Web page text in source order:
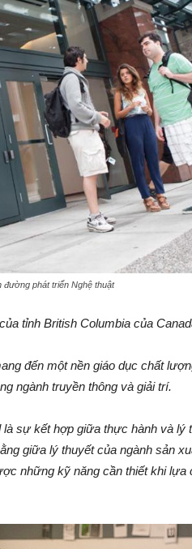
đường phát triển Nghệ thuật
tỉnh British Columbia của
đến một nền giáo dục chất
ngành truyền thông và giải trí.
sự kết hợp giữa thực hành và lý
giữa lý thuyết của ngành sản
những kỹ năng cần thiết khi lựa